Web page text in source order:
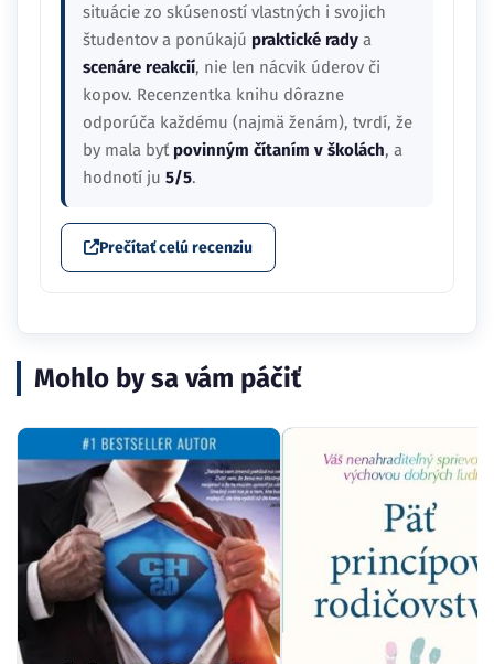
situácie zo skúseností vlastných i svojich
študentov a ponúkajú praktické rady a
scenáre reakcií, nie len nácvik úderov či
kopov. Recenzentka knihu dôrazne
odporúča každému (najmä ženám), tvrdí, že
by mala byť povinným čítaním v školách, a
hodnotí ju 5/5.
Prečítať celú recenziu
Mohlo by sa vám páčiť